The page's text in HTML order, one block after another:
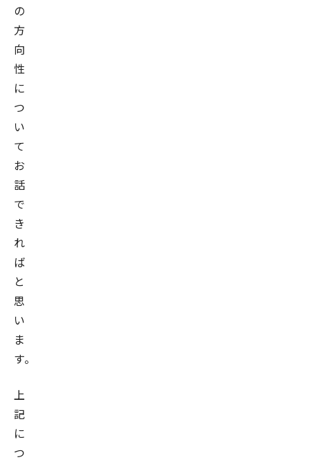
の
方
向
性
に
つ
い
て
お
話
で
き
れ
ば
と
思
い
ま
す。
上
記
に
つ